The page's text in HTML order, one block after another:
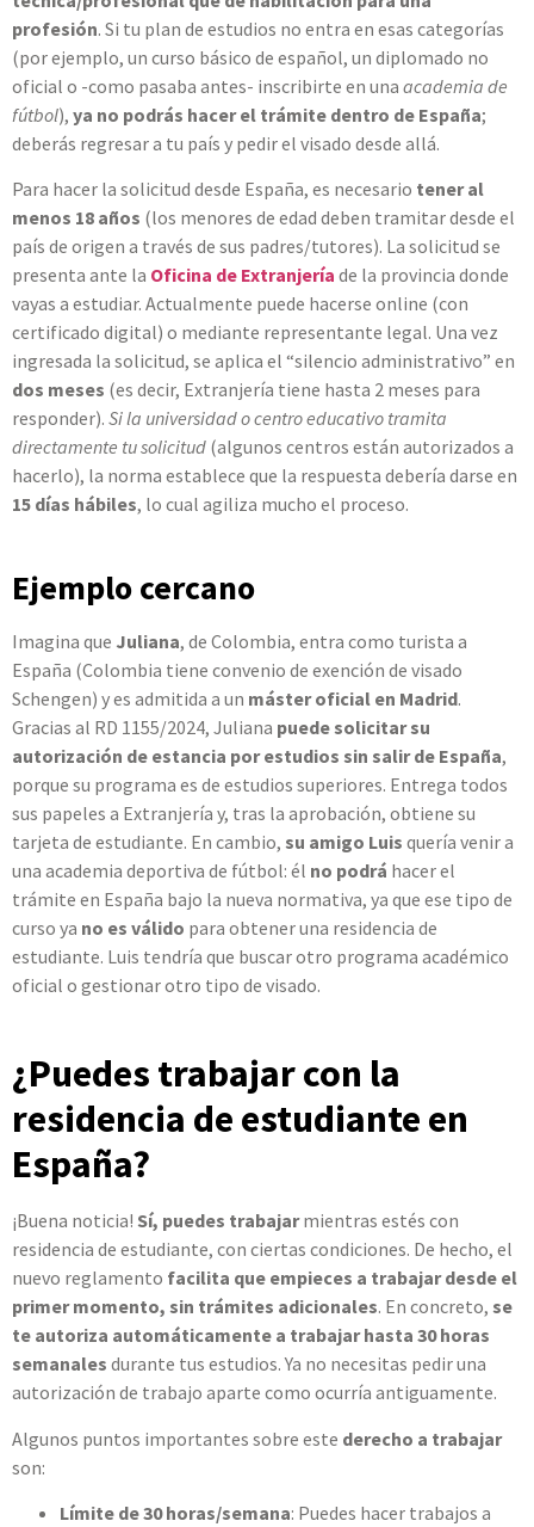
profesión. Si tu plan de estudios no entra en esas categorías
(por ejemplo, un curso básico de español, un diplomado no
oficial o -como pasaba antes- inscribirte en una academia de
fútbol), ya no podrás hacer el trámite dentro de España;
deberás regresar a tu país y pedir el visado desde allá.
Para hacer la solicitud desde España, es necesario tener al
menos 18 años (los menores de edad deben tramitar desde el
país de origen a través de sus padres/tutores). La solicitud se
presenta ante la Oficina de Extranjería de la provincia donde
vayas a estudiar. Actualmente puede hacerse online (con
certificado digital) o mediante representante legal. Una vez
ingresada la solicitud, se aplica el “silencio administrativo” en
dos meses (es decir, Extranjería tiene hasta 2 meses para
responder). Si la universidad o centro educativo tramita
directamente tu solicitud (algunos centros están autorizados a
hacerlo), la norma establece que la respuesta debería darse en
15 días hábiles, lo cual agiliza mucho el proceso.
Ejemplo cercano
Imagina que Juliana, de Colombia, entra como turista a
España (Colombia tiene convenio de exención de visado
Schengen) y es admitida a un máster oficial en Madrid.
Gracias al RD 1155/2024, Juliana puede solicitar su
autorización de estancia por estudios sin salir de España,
porque su programa es de estudios superiores. Entrega todos
sus papeles a Extranjería y, tras la aprobación, obtiene su
tarjeta de estudiante. En cambio, su amigo Luis quería venir a
una academia deportiva de fútbol: él no podrá hacer el
trámite en España bajo la nueva normativa, ya que ese tipo de
curso ya no es válido para obtener una residencia de
estudiante. Luis tendría que buscar otro programa académico
oficial o gestionar otro tipo de visado.
¿Puedes trabajar con la
residencia de estudiante en
España?
¡Buena noticia! Sí, puedes trabajarmientras estés con
residencia de estudiante, con ciertas condiciones. De hecho, el
nuevo reglamento facilita que empieces a trabajar desde el
primer momento, sin trámites adicionales. En concreto, se
te autoriza automáticamente a trabajar hasta 30 horas
semanales durante tus estudios. Ya no necesitas pedir una
autorización de trabajo aparte como ocurría antiguamente.
Algunos puntos importantes sobre este derecho a trabajar
son:
Límite de 30 horas/semana: Puedes hacer trabajos a